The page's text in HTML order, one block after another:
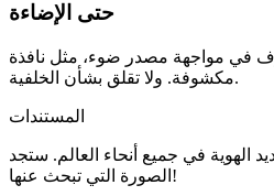
حتى الإضاءة
في مواجهة مصدر ضوء، مثل نافذة
مكشوفة. ولا تقلق بشأن الخلفية.
المستندات
الهوية في جميع أنحاء العالم. ستجد
الصورة التي تبحث عنها!